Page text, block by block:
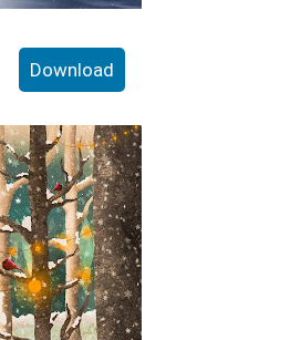
Download